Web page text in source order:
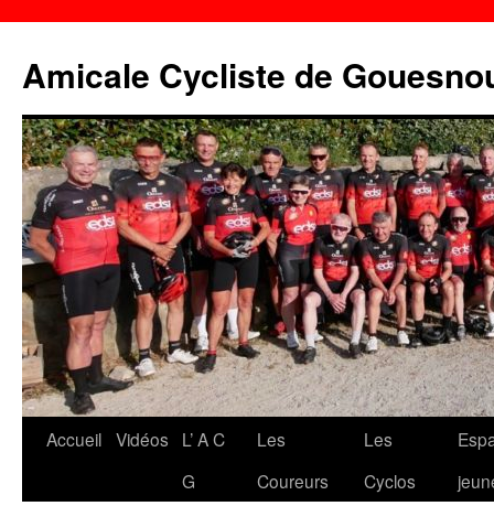
contenu
Amicale Cycliste de
Accueil Vidéos
L’ A C
G
Les
Coureurs
Les
Cyclos